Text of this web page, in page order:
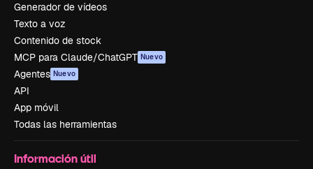
Generador de vídeos
Texto a voz
Contenido de stock
MCP para Claude/ChatGPT Nuevo
Agentes Nuevo
API
App móvil
Todas las herramientas
Información útil